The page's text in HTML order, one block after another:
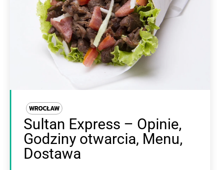
WROCŁAW
Sultan Express – Opinie,
Godziny otwarcia, Menu,
Dostawa